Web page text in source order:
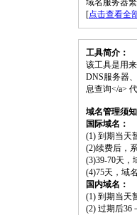
域名服务器
[点击查看全
工具简介：
该工具是用
DNS服务器
息查询</a>
域名管理须知
国际域名：
(1) 到期当天
(2)续费后，
(3)39-70天，
(4)75天，域
国内域名：
(1) 到期当天
(2) 过期后36